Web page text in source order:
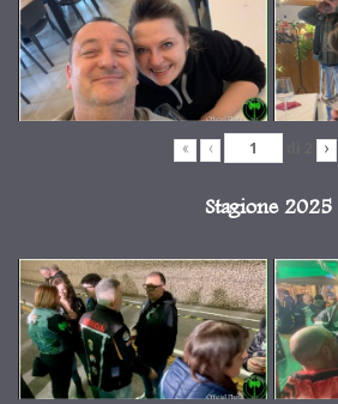
« ‹ ›
Stagione 2025